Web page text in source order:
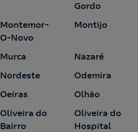
Gordo
Montemor-
O-Novo
Montijo
Murca
Nazaré
Nordeste
Odemira
Oeiras
Olhão
Oliveira do
Bairro
Oliveira do
Hospital